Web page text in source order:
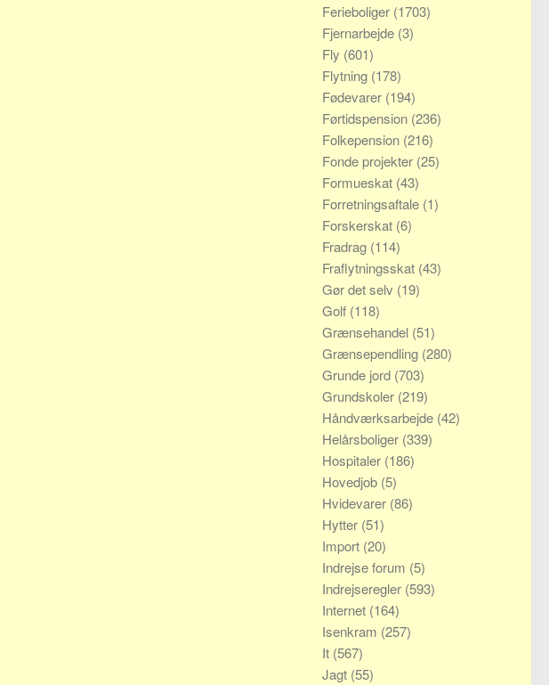
Ferieboliger (1703)
Fjernarbejde (3)
Fly (601)
Flytning (178)
Fødevarer (194)
Førtidspension (236)
Folkepension (216)
Fonde projekter (25)
Formueskat (43)
Forretningsaftale (1)
Forskerskat (6)
Fradrag (114)
Fraflytningsskat (43)
Gør det selv (19)
Golf (118)
Grænsehandel (51)
Grænsependling (280)
Grunde jord (703)
Grundskoler (219)
Håndværksarbejde (42)
Helårsboliger (339)
Hospitaler (186)
Hovedjob (5)
Hvidevarer (86)
Hytter (51)
Import (20)
Indrejse forum (5)
Indrejseregler (593)
Internet (164)
Isenkram (257)
It (567)
Jagt (55)